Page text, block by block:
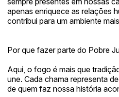
apenas enriquece as relações
contribui para um ambiente
Por que fazer parte do Pobre
Aqui, o fogo é mais que
une. Cada chama representa
de quem faz nossa história